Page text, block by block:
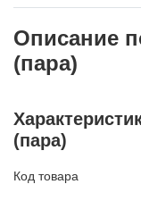
Описание
(пара)
(пара)
Код товара